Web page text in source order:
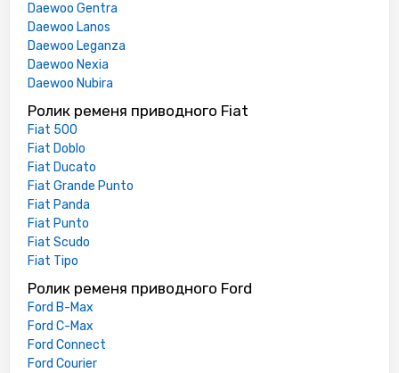
Daewoo Gentra
Daewoo Lanos
Daewoo Leganza
Daewoo Nexia
Daewoo Nubira
Ролик ременя приводного Fiat
Fiat 500
Fiat Doblo
Fiat Ducato
Fiat Grande Punto
Fiat Panda
Fiat Punto
Fiat Scudo
Fiat Tipo
Ролик ременя приводного Ford
Ford B-Max
Ford C-Max
Ford Connect
Ford Courier